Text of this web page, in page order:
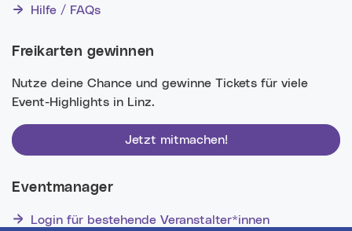
Hilfe / FAQs
Freikarten gewinnen
Nutze deine Chance und gewinne Tickets für viele
Event-Highlights in Linz.
Jetzt mitmachen!
Eventmanager
Login für bestehende Veranstalter*innen